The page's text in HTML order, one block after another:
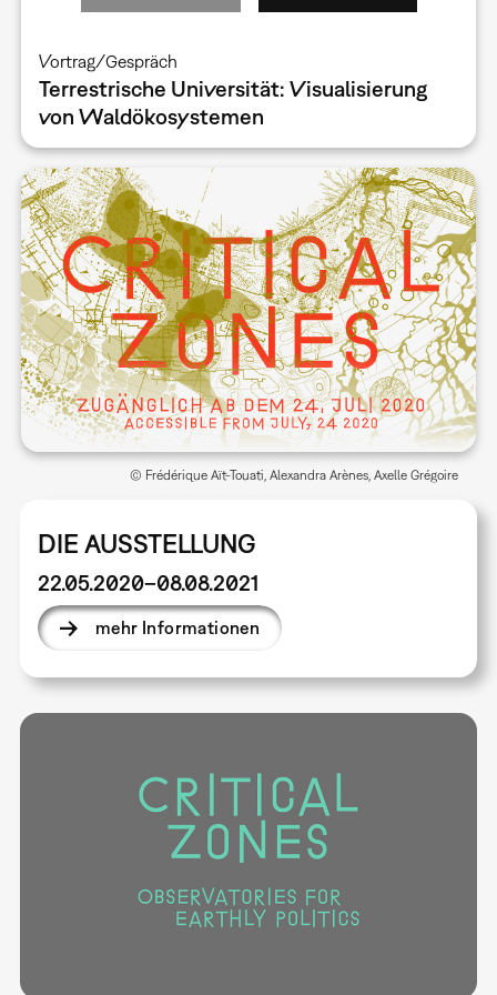
Vortrag/Gespräch
Terrestrische Universität: Visualisierung
von Waldökosystemen
DIE AUSSTELLUNG
22.05.2020–08.08.2021
mehr Informationen
© Frédérique Aït-Touati, Alexandra Arènes, Axelle Grégoire